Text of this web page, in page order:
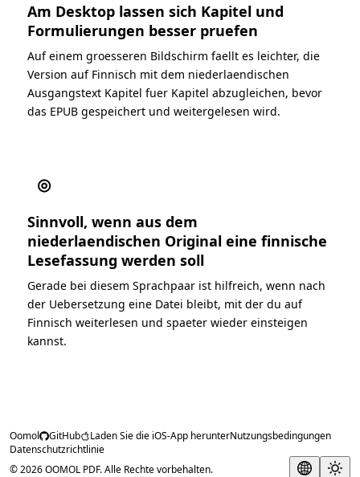
Am Desktop lassen sich Kapitel und
Formulierungen besser pruefen
Auf einem groesseren Bildschirm faellt es leichter, die
Version auf Finnisch mit dem niederlaendischen
Ausgangstext Kapitel fuer Kapitel abzugleichen, bevor
das EPUB gespeichert und weitergelesen wird.
◎
Sinnvoll, wenn aus dem
niederlaendischen Original eine finnische
Lesefassung werden soll
Gerade bei diesem Sprachpaar ist hilfreich, wenn nach
der Uebersetzung eine Datei bleibt, mit der du auf
Finnisch weiterlesen und spaeter wieder einsteigen
kannst.
Oomol GitHub Laden Sie die iOS-App herunterNutzungsbedingungen
Datenschutzrichtlinie
© 2026 OOMOL PDF. Alle Rechte vorbehalten.